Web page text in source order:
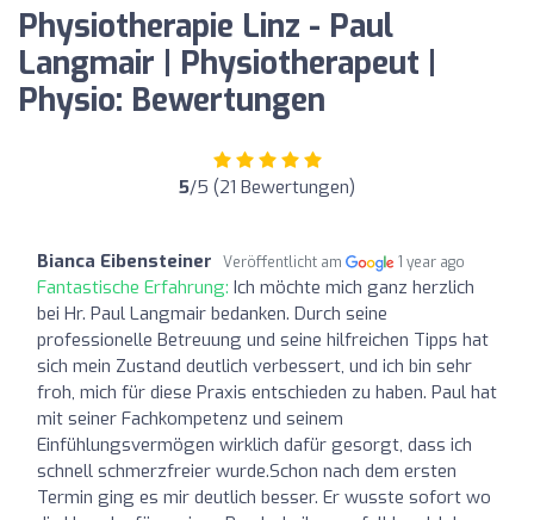
Physiotherapie Linz - Paul
Langmair | Physiotherapeut |
Physio: Bewertungen
5/5 (21 Bewertungen)
Bianca Eibensteiner Veröffentlicht am 1 year ago
Fantastische Erfahrung: Ich möchte mich ganz herzlich
bei Hr. Paul Langmair bedanken. Durch seine
professionelle Betreuung und seine hilfreichen Tipps hat
sich mein Zustand deutlich verbessert, und ich bin sehr
froh, mich für diese Praxis entschieden zu haben. Paul hat
mit seiner Fachkompetenz und seinem
Einfühlungsvermögen wirklich dafür gesorgt, dass ich
schnell schmerzfreier wurde.Schon nach dem ersten
Termin ging es mir deutlich besser. Er wusste sofort wo